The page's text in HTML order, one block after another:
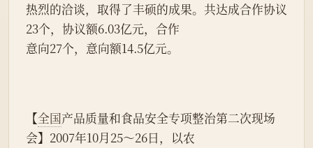
热烈的洽谈，取得了丰硕的成果。共达成合作协议
23个，协议额6.03亿元，合作
意向27个，意向额14.5亿元。
【全国产品质量和食品安全专项整治第二次现场
会】2007年10月25～26日，以农